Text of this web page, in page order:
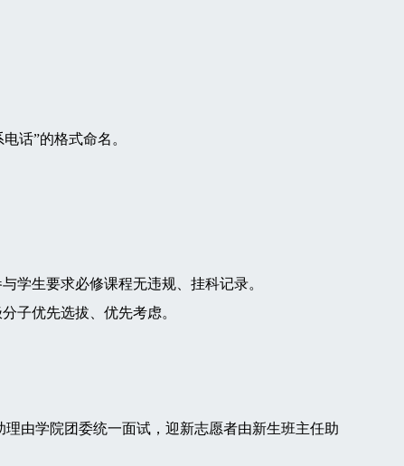
话”的格式命名。
生要求必修课程无违规、挂科记录。
子优先选拔、优先考虑。
由学院团委统一面试，迎新志愿者由新生班主任助